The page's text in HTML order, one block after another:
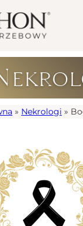
» Nekrologi »